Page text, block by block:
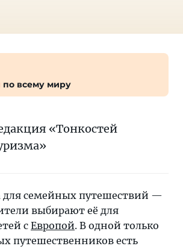
по всему миру
«Тонкостей
для семейных путешествий —
выбирают её для
с Европой. В одной только
путешественников есть